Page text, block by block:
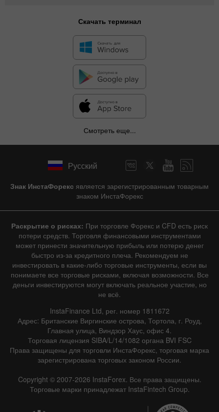
Скачать терминал
Смотреть еще...
Русский
Знак ИнстаФорекс является зарегистрированным товарным
знаком ИнстаФорекс
Раскрытие о рисках: При торговле Форекс и CFD есть риск
потери средств. Торговля финансовыми инструментами
может принести значительную прибыль или потерю денег
быстро из-за кредитного плеча. Рекомендуем не
инвестировать в какие-либо торговые инструменты, если вы
понимаете все торговые рисками, включая возможности. Все
деньги инвестируются могут включать реальное участие, но
не всё.
InstaFinance Ltd, рег. номер 1811672
Адрес: Британские Виргинские острова, Тортола, г. Роуд,
Главная улица, Виндзор Хаус, офис 4.
Торговая лицензия SIBA/L/14/1082 органа BVI FSC
Права защищены для торговли ИнстаФорекс, торговая марка
зарегистрирована торговых законом России.
Copyright © 2007-2026 InstaForex. Все права защищены.
Торговые марки принадлежат InstaFintech Group.